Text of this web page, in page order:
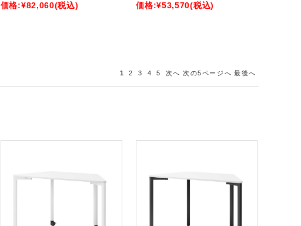
価格:¥82,060(税込)
価格:¥53,570(税込)
1 2 3 4 5 次へ 次の5ページへ 最後へ